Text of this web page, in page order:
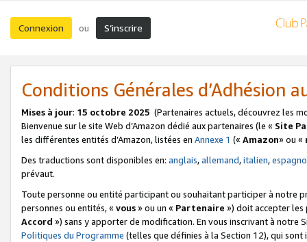
Connexion ou S’inscrire
Conditions Générales d’Adhésion
Mises à jour: 15 octobre 2025 (Partenaires actuels, découvrez les
Bienvenue sur le site Web d’Amazon dédié aux partenaires (le « Site
les différentes entités d’Amazon, listées en Annexe 1 (« Amazon» ou «
Des traductions sont disponibles en: anglais,allemand,italien,
prévaut.
Toute personne ou entité participant ou souhaitant participer à notre
personnes ou entités, « vous» ou un « Partenaire ») doit accepter les
Accord ») sans y apporter de modification. En vous inscrivant à notre
Politiques du Programme (telles que définies à la Section 12), qui